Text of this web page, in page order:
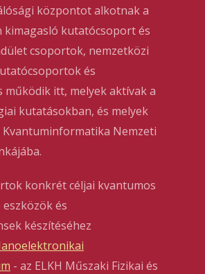
központot alkotnak a
kimagasló kutatócsoport és
csoportok, nemzetközi
és
itt, melyek aktívak a
kutatásokban, és melyek
Kvantuminformatika Nemzeti
konkrét céljai kvantumos
és
készítéséhez
- az ELKH Műszaki Fizikai és